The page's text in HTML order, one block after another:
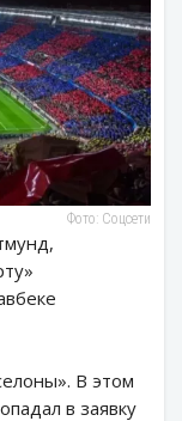
Фото: Соцсети
В этом
в заявку